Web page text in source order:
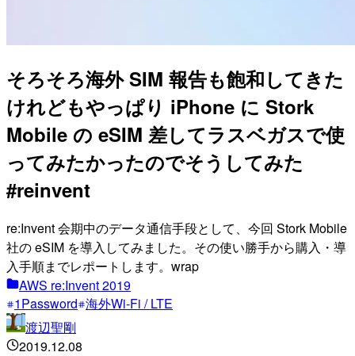
そろそろ海外 SIM 報告も飽和してきた
けれどもやっぱり iPhone に Stork
Mobile の eSIM 差してラスベガスで使
ってみたかったのでそうしてみた
#reinvent
re:Invent 会期中のデータ通信手段として、今回 Stork Mobile
社の eSIM を導入してみました。その使い勝手から購入・導
入手順までレポートします。wrap
AWS re:Invent 2019
1Password 海外Wi-Fi / LTE
渡辺聖剛
2019.12.08